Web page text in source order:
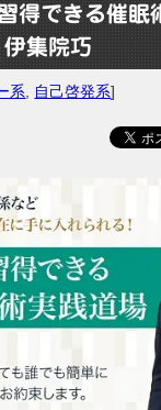
得できる催眠
集院巧
系 自己啓発系]